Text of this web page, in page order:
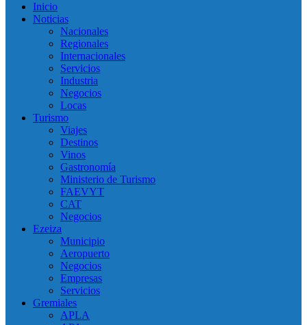
Inicio
Noticias
Nacionales
Regionales
Internacionales
Servicios
Industria
Negocios
Locas
Turismo
Viajes
Destinos
Vinos
Gastronomía
Ministerio de Turismo
FAEVYT
CAT
Negocios
Ezeiza
Municipio
Aeropuerto
Negocios
Empresas
Servicios
Gremiales
APLA